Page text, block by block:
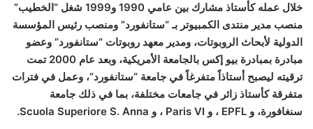
خلال عمله كأستاذ مشارك بين عامي 1990 و1999 شغل “الخطيب”
منصب مدير منتدى الكمبيوتر بـ “ستانفورد” ومنصب رئيس المؤسسة
الدولية لأبحاث الروبوتات، ومدير معهد روبوتات “ستانفورد” وعضو
مبادرة بمبادرة بيو إكس بالجامعة الأمريكية، وبعد عام 2000 تمت
ترقيته ليصبح أستاذاً متفرغاً في جامعة “ستانفورد”، وعمل في فترات
متفرقة كأستاذ زائر في جامعات مختلفة، بما في ذلك جامعة
سنغافورة، و
، و ، و